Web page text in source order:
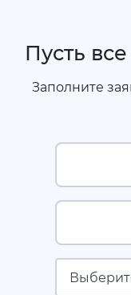
Пусть
Заполните
Ваше имя
Ваш номер